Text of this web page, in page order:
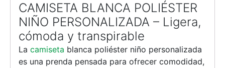
CAMISETA BLANCA POLIÉSTER
NIÑO PERSONALIZADA – Ligera,
cómoda y transpirable
La camiseta blanca poliéster niño personalizada
es una prenda pensada para ofrecer comodidad,